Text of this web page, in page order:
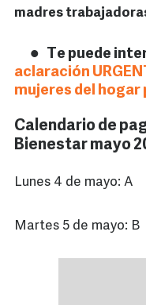
madres
Te puede
aclaración
mujeres del hogar
Calendario de
Bienestar mayo
Lunes 4 de mayo: A
Martes 5 de mayo: B